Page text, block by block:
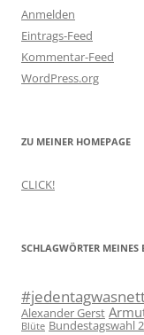
Anmelden
Eintrags-Feed
Kommentar-Feed
WordPress.org
ZU MEINER HOMEPAGE
CLICK!
SCHLAGWÖRTER MEINES
Alexander Gerst
Blüte Bundestagswahl